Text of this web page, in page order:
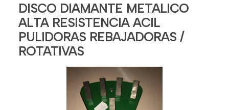
DISCO DIAMANTE METALICO
ALTA RESISTENCIA ACIL
PULIDORAS REBAJADORAS /
ROTATIVAS